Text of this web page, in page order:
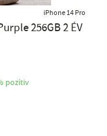
iPhone 14 Pro
256GB 2 ÉV
pozítiv